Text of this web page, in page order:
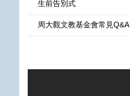
生前告別式
周大觀文教基金會常見Q&A